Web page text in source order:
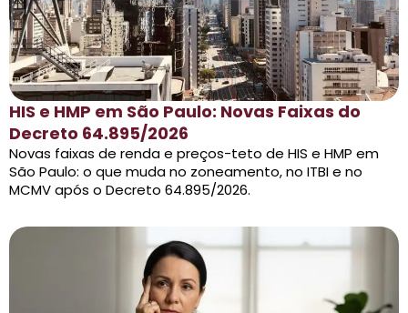
HIS e HMP em São Paulo: Novas Faixas do
Decreto 64.895/2026
Novas faixas de renda e preços-teto de HIS e HMP em
São Paulo: o que muda no zoneamento, no ITBI e no
MCMV após o Decreto 64.895/2026.